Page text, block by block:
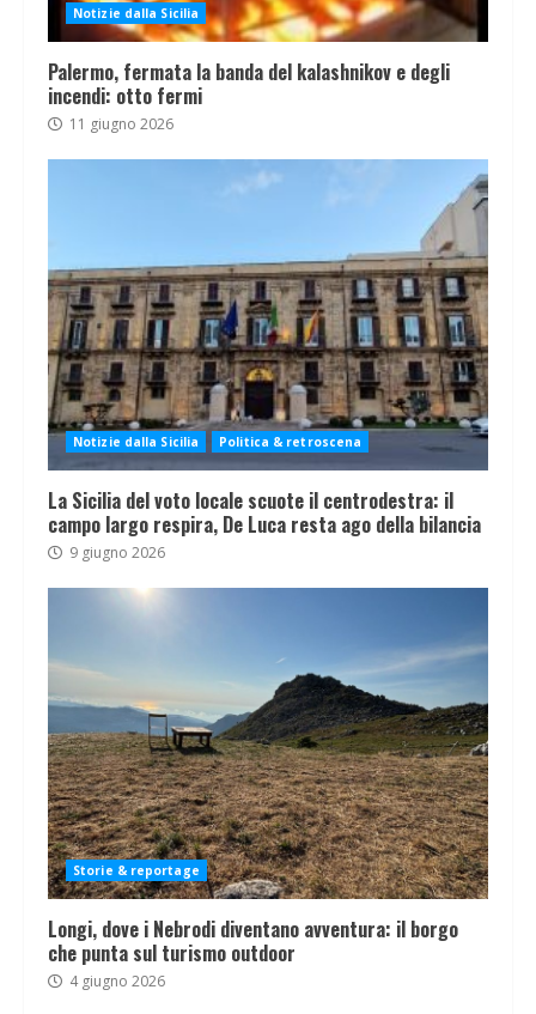
Notizie dalla Sicilia
Palermo, fermata la banda del kalashnikov e degli
incendi: otto fermi
11 giugno 2026
Notizie dalla Sicilia Politica & retroscena
La Sicilia del voto locale scuote il centrodestra: il
campo largo respira, De Luca resta ago della bilancia
9 giugno 2026
Storie & reportage
Longi, dove i Nebrodi diventano avventura: il borgo
che punta sul turismo outdoor
4 giugno 2026